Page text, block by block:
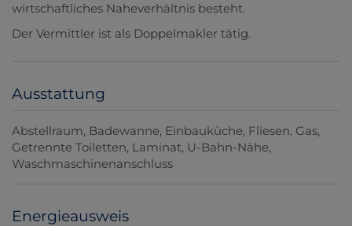
wirtschaftliches Naheverhältnis besteht.
Der Vermittler ist als Doppelmakler tätig.
Ausstattung
Abstellraum Badewanne Einbauküche Fliesen Gas
Getrennte Toiletten Laminat U-Bahn-Nähe
Waschmaschinenanschluss
Energieausweis